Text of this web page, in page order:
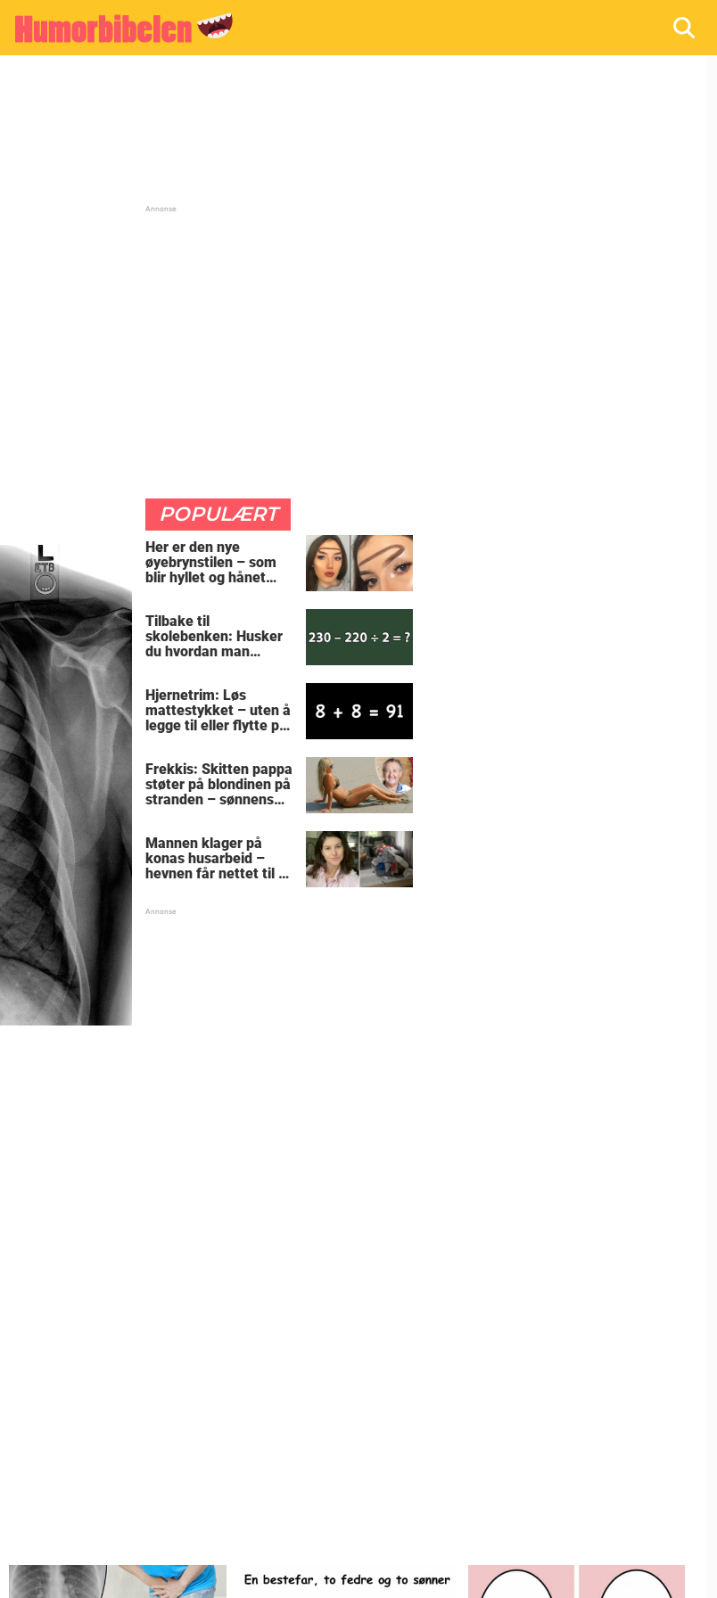
POPULÆRT
Her er den nye
øyebrynstilen – som
blir hyllet og hånet
Tilbake til
skolebenken: Husker
du hvordan man
Hjernetrim: Løs
mattestykket – uten å
legge til eller flytte på
Frekkis: Skitten pappa
støter på blondinen på
stranden – sønnens
gråte
Mannen klager på
konas husarbeid –
hevnen får nettet til å